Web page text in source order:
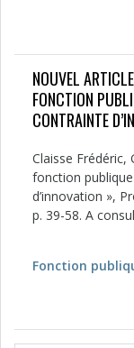
NOUVEL
FONCTION
CONTRAINTE
Claisse Frédéric,
fonction
d’innovation »,
p. 39-58. A
Fonction